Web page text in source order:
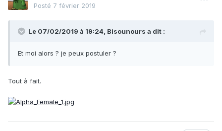
Posté 7 février 2019
Le 07/02/2019 à 19:24, Bisounours a dit :
Et moi alors ? je peux postuler ?
Tout à fait.